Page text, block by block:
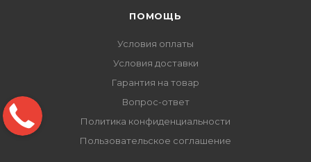
ПОМОЩЬ
Условия оплаты
Условия доставки
Гарантия на товар
Вопрос-ответ
Политика конфиденциальности
Пользовательское соглашение